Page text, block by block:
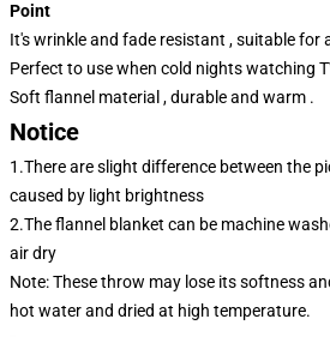
Point
It's wrinkle and fade resistant , suitable for
Perfect to use when cold nights watching
Soft flannel material , durable and warm .
Notice
1.There are slight difference between the
caused by light brightness
2.The flannel blanket can be machine
air dry
Note: These throw may lose its softness
hot water and dried at high temperature.